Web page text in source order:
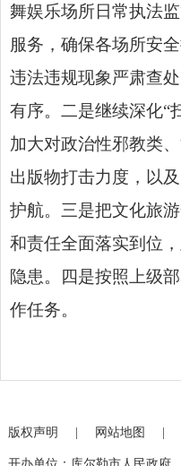
舞娱乐场所日常执法
服务，确保各场所安
违法违规现象严肃查
有序。二是继续深化“
加大对政治性邪教类
出版物打击力度，以
护航。三是把文化旅
和责任全面落实到位
隐患。四是按照上级
作任务。
版权声明 | 网站地图 |